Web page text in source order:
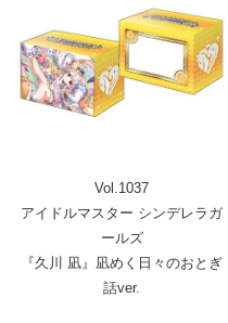
Vol.1037
アイドルマスター シンデレラガ
ールズ
『久川 凪』凪めく日々のおとぎ
話ver.